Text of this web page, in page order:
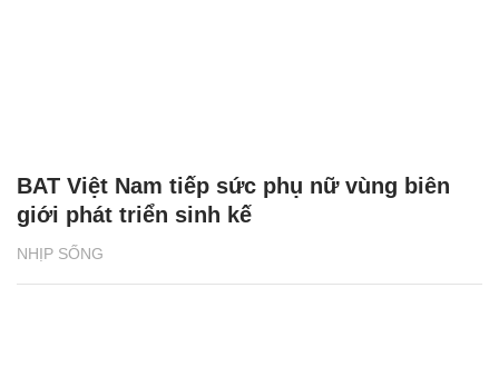
NHỊP SỐNG
BAT Việt Nam tiếp sức phụ nữ vùng biên
giới phát triển sinh kế